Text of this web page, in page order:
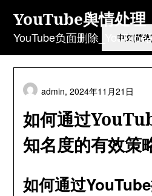
content
YouTube舆情处理
YouTube负面删除_YouTube
如何通过
知名度的有效策
admin,2024年11月21日
如何通过